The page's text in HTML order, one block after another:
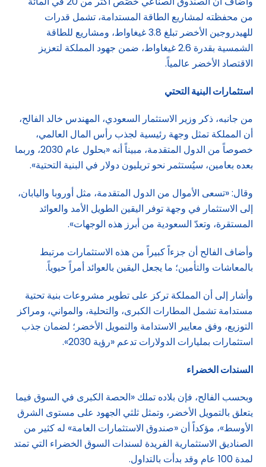
من محفظته لمشاريع الطاقة المستدامة، تشمل قدرات
للهيدروجين الأخضر تبلغ 3.8 غيغاواط، ومشاريع للطاقة
الشمسية بقدرة 2.6 غيغاواط، ضمن جهود المملكة لتعزيز
الاقتصاد الأخضر عالمياً.
استثمارات البنية التحتي
من جانبه، ذكر وزير الاستثمار السعودي، المهندس خالد الفالح،
أن المملكة تمثل وجهة رئيسية لجذب رأس المال العالمي،
خصوصاً من الدول المتقدمة، مبيناً أنه «بحلول عام 2030، وربما
بعده بعامين، سيُستثمر نحو تريليون دولار في البنية التحتية».
وقال: «تسعى الأموال من الدول المتقدمة، مثل أوروبا واليابان،
إلى الاستثمار في وجهة توفر اليقين الطويل الأمد والعوائد
المستقرة، وتعدّ السعودية من أبرز هذه الوجهات».
وأضاف الفالح أن جزءاً كبيراً من هذه الاستثمارات مرتبط
بالمعاشات والتأمين؛ ما يجعل اليقين بالعوائد أمراً حيوياً.
وأشار إلى أن المملكة تركز على تطوير مشروعات بنية تحتية
مستدامة تشمل المطارات الكبرى، والتحلية، والمواني، ومراكز
التوزيع، وفق معايير الاستدامة والتمويل الأخضر؛ لضمان جذب
استثمارات بمليارات الدولارات تدعم «رؤية 2030».
السندات الخضراء
وبحسب الفالح، فإن بلاده تملك «الحصة الكبرى في السوق فيما
يتعلق بالتمويل الأخضر، وتمثل ثلثي الجهود على مستوى الشرق
الأوسط»، مؤكداً أن «صندوق الاستثمارات العامة» له كثير من
الصناديق الاستثمارية الفريدة لسندات السوق الخضراء التي تمتد
لمدة 100 عام وقد بدأت بالتداول.